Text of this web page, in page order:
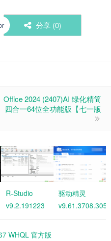
分享 (0)
Office 2024 (2407)AI 绿化精简
四合一64位全功能版【七一版
R-Studio
v9.2.191223
复工具 便携
驱动精灵
v9.61.3708.3054
WHQL 官方版